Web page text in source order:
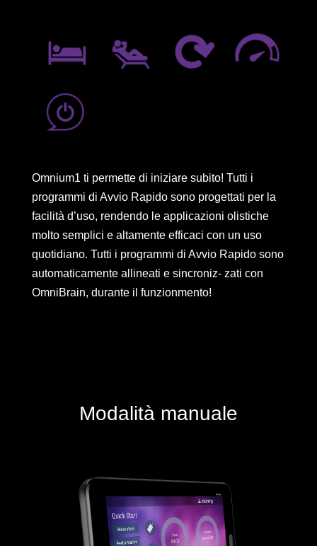
Omnium1 ti permette di iniziare subito! Tutti i
programmi di Avvio Rapido sono progettati per la
facilità d’uso, rendendo le applicazioni olistiche
molto semplici e altamente efficaci con un uso
quotidiano. Tutti i programmi di Avvio Rapido sono
automaticamente allineati e sincroniz- zati con
OmniBrain, durante il funzionmento!
Modalità manuale